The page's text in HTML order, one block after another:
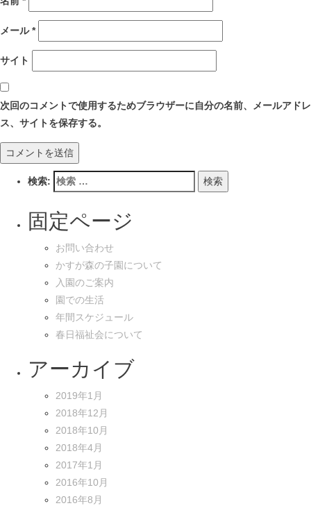
メール*
サイト
次回のコメントで使用するためブラウザーに自分の名前、メールアドレ
ス、サイトを保存する。
検索:
固定ページ
お問い合わせ
かすが森の子園について
入園のご案内
園での生活
年間スケジュール
春日福祉会について
アーカイブ
2019年1月
2018年12月
2018年10月
2018年4月
2017年1月
2016年10月
2016年8月